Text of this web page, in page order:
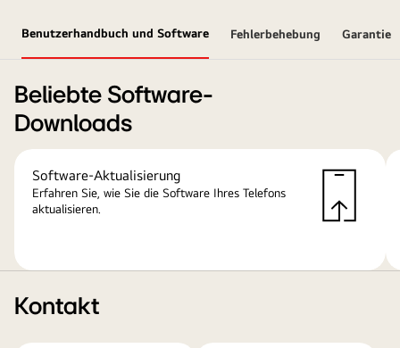
Benutzerhandbuch und Software Fehlerbehebung Garantie
Beliebte Software-
Downloads
Software-Aktualisierung
Erfahren Sie, wie Sie die Software Ihres Telefons
aktualisieren.
Kontakt